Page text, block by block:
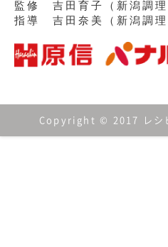
監修 吉田育子（新潟調理
指導 吉田奈美（新潟調理
Copyright © 2017 レシ